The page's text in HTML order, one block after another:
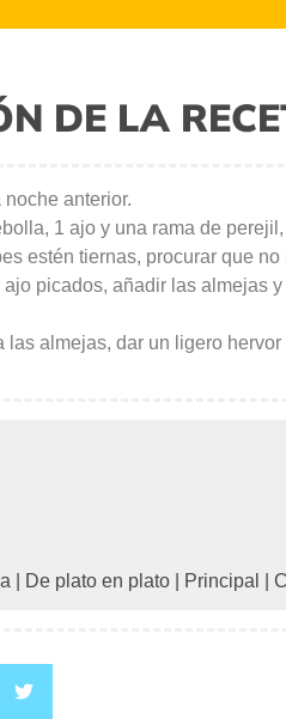
DE LA
anterior.
1 ajo y una rama de
estén tiernas, procurar que
picados, añadir las almejas
las almejas, dar un ligero hervor
De plato en plato Principal